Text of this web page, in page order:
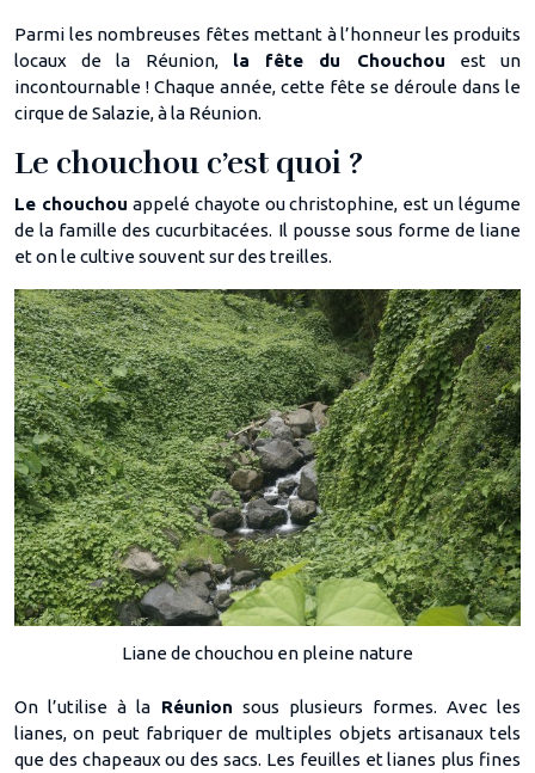
Parmi les nombreuses fêtes mettant à l’honneur les produits
locaux de la Réunion, la fête du Chouchou est un
incontournable ! Chaque année, cette fête se déroule dans le
cirque de Salazie, à la Réunion.
Le chouchou c’est quoi ?
Le chouchou appelé chayote ou christophine, est un légume
de la famille des cucurbitacées. Il pousse sous forme de liane
et on le cultive souvent sur des treilles.
Liane de chouchou en pleine nature
On l’utilise à la Réunion sous plusieurs formes. Avec les
lianes, on peut fabriquer de multiples objets artisanaux tels
que des chapeaux ou des sacs. Les feuilles et lianes plus fines